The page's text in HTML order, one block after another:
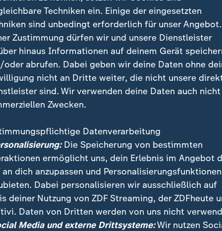
muss sofort gemacht werden.
"Bei der Verteidigung haben wir drei
Hierbei handele es sich um existenzielle Fragen.
nicht gegeben. "Sie ist politisch gegeben."
öffnet Tür zur geteilten
Brantner auch bereit, nur das Sicherheitspaket
es ein gutes Gesamtpaket sein.
nicht klappt, machen wir den
Techniken ein. Einige der eingesetzten
sind unbedingt erforderlich für unser
Zustimmung dürfen wir und unsere Dienstleister
hinaus Informationen auf deinem Gerät
oder abrufen. Dabei geben wir deine Daten ohne
nicht an Dritte weiter, die nicht unsere
sind. Wir verwenden deine Daten auch nicht
Zwecken.
Datenverarbeitung
Die Speicherung von bestimmten
ermöglicht uns, dein Erlebnis im Angebot
an dich anzupassen und Personalisierungsfunktionen
Dabei personalisieren wir ausschließlich auf
deiner Nutzung von ZDF Streaming, der ZDFheute
Daten von Dritten werden von uns nicht
Media und externe Drittsysteme:Wir nutzen